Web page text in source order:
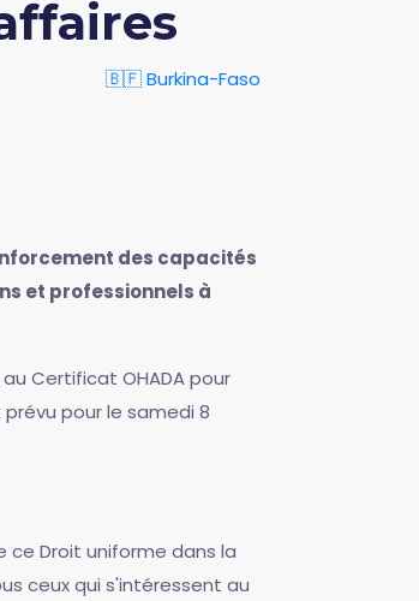
🇧🇫 Burkina-Faso
des capacités
et professionnels à
Certificat OHADA pour
pour le samedi 8
Droit uniforme dans la
ceux qui s'intéressent au